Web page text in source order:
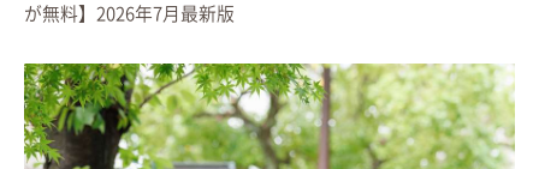
◎手仕事のような「１冊」
お客さまに掲載リクエストいただいたお写真の他、
が無料】2026年7月最新版